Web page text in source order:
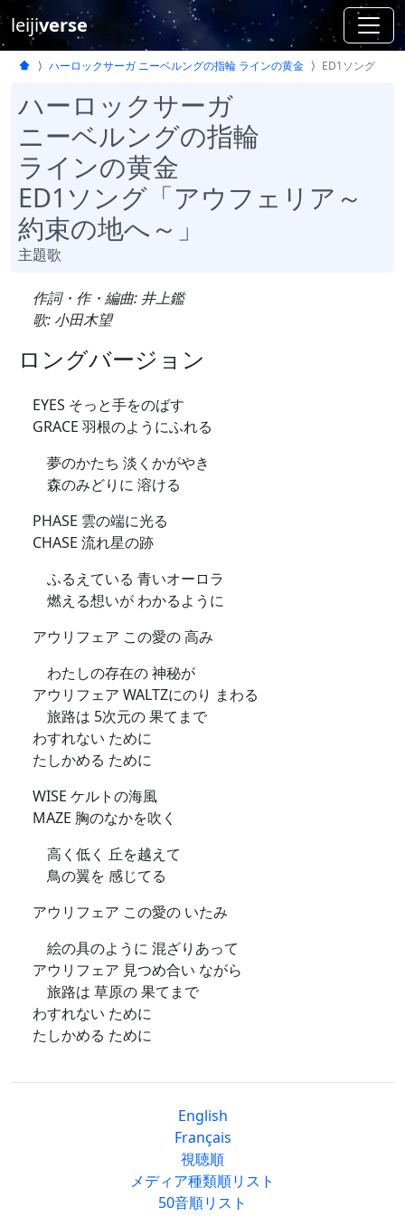
leijiverse
ハーロックサーガ ニーベルングの指輪 ラインの黄金 ED1ソング
ハーロックサーガ
ニーベルングの指輪
ラインの黄金
ED1ソング「アウフェリア～
約束の地へ～」
主題歌
作詞・作・編曲: 井上鑑
歌: 小田木望
ロングバージョン
EYES そっと手をのばす
GRACE 羽根のようにふれる
夢のかたち 淡くかがやき
森のみどりに 溶ける
PHASE 雲の端に光る
CHASE 流れ星の跡
ふるえている 青いオーロラ
燃える想いが わかるように
アウリフェア この愛の 高み
わたしの存在の 神秘が
アウリフェア WALTZにのり まわる
旅路は 5次元の 果てまで
わすれない ために
たしかめる ために
WISE ケルトの海風
MAZE 胸のなかを吹く
高く低く 丘を越えて
鳥の翼を 感じてる
アウリフェア この愛の いたみ
絵の具のように 混ざりあって
アウリフェア 見つめ合い ながら
旅路は 草原の 果てまで
わすれない ために
たしかめる ために
English
Français
視聴順
メディア種類順リスト
50音順リスト